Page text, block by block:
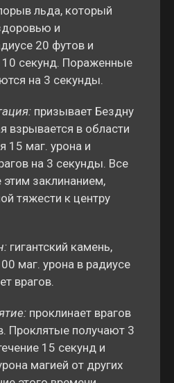
льда, который
и
20 футов и
секунд. Пораженные
на 3 секунды.
призывает Бездну
взрывается в области
15 маг. урона и
на 3 секунды. Все
заклинанием,
тяжести к центру
гигантский камень,
маг. урона в радиусе
врагов.
проклинает врагов
Проклятые получают 3
15 секунд и
магией от других